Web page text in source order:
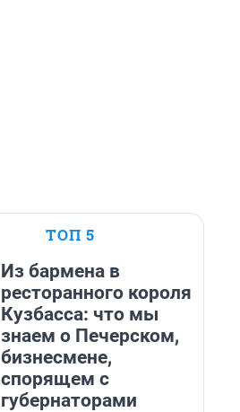
ТОП 5
Из бармена в
ресторанного короля
Кузбасса: что мы
знаем о Печерском,
бизнесмене,
спорящем с
губернаторами